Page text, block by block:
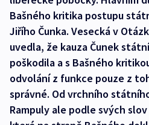
Bašného kritika postupu
Jiřího Čunka. Vesecká v
uvedla, že kauza Čunek
poškodila a s Bašného
odvolání z funkce pouze z
správné. Od vrchního
Rampuly ale podle svých